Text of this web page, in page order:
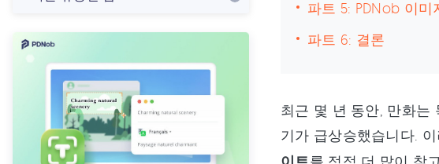
파트 5: PDNob 이
파트 6: 결론
최근 몇 년 동안, 만화는
기가 급상승했습니다.